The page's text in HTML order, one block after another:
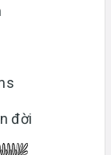
đời